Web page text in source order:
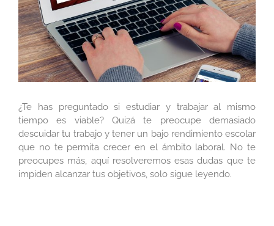
¿Te has preguntado si estudiar y trabajar al mismo
tiempo es viable? Quizá te preocupe demasiado
descuidar tu trabajo y tener un bajo rendimiento escolar
que no te permita crecer en el ámbito laboral. No te
preocupes más, aquí resolveremos esas dudas que te
impiden alcanzar tus objetivos, solo sigue leyendo.